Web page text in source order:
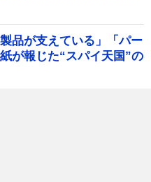
品が支えている」「パー
が報じた“スパイ天国”の